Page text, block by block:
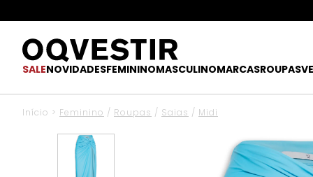
SALENOVIDADESFEMININOMASCULINOMARCASROUPAS
Início > Feminino / Roupas / Saias / Midi